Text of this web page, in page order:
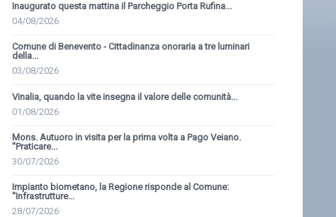
Inaugurato questa mattina il Parcheggio Porta Rufina...
04/08/2026
Comune di Benevento - Cittadinanza onoraria a tre luminari
della...
03/08/2026
Vinalia, quando la vite insegna il valore delle comunità...
01/08/2026
Mons. Autuoro in visita per la prima volta a Pago Veiano.
''Praticare...
30/07/2026
Impianto biometano, la Regione risponde al Comune:
''Infrastrutture...
28/07/2026